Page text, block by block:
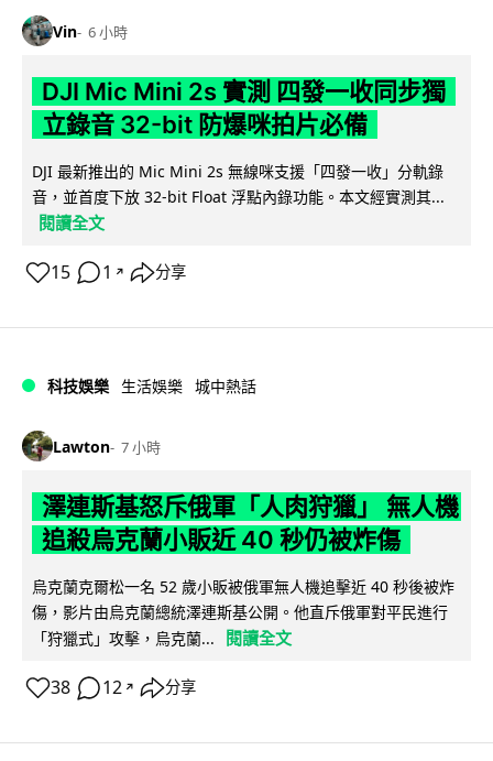
Vin 6 小時
DJI Mic Mini 2s 實測 四發一收同步獨
立錄音 32-bit 防爆咪拍片必備
DJI 最新推出的 Mic Mini 2s 無線咪支援「四發一收」分軌錄
音，並首度下放 32-bit Float 浮點內錄功能。本文經實測其...
閱讀全文
15 1 ↗ 分享
科技娛樂 生活娛樂 城中熱話
Lawton 7 小時
澤連斯基怒斥俄軍「人肉狩獵」 無人機
追殺烏克蘭小販近 40 秒仍被炸傷
烏克蘭克爾松一名 52 歲小販被俄軍無人機追擊近 40 秒後被炸
傷，影片由烏克蘭總統澤連斯基公開。他直斥俄軍對平民進行
「狩獵式」攻擊，烏克蘭...
閱讀全文
38 12 ↗ 分享